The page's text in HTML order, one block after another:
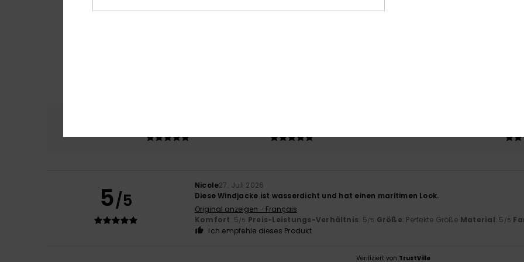
Durchschnittliche Bewertung
5/5
Nicole27. Juli 2026
Diese Windjacke ist wasserdicht und hat einen maritimen Look.
Original anzeigen - Français
Komfort: 5 /5 Preis-Leistungs-Verhältnis: 5 /5 Größe: Perfekte Größe Material: 5 /5
Ich empfehle dieses Produkt
Verifiziert von TrustVille